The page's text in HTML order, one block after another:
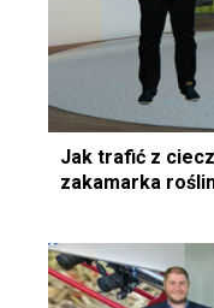
Jak trafić z